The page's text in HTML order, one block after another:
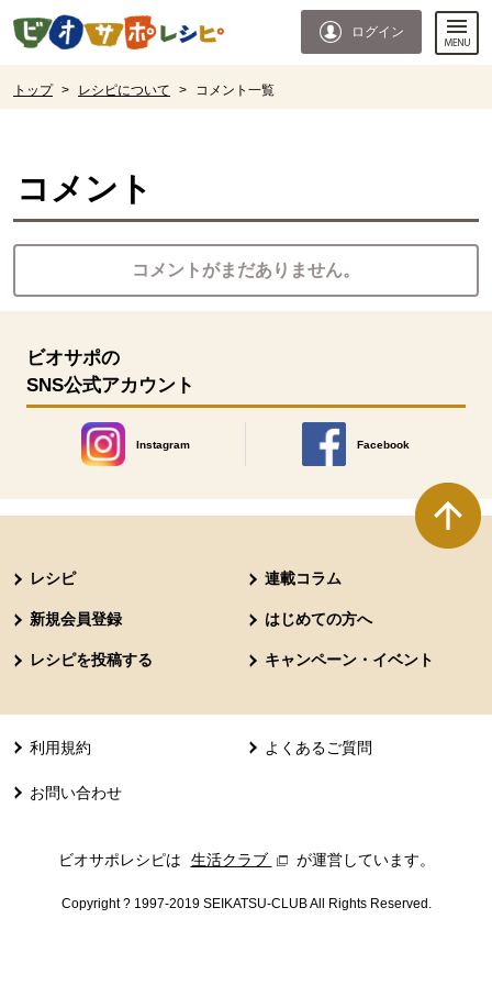
ページの先頭です。
ログイン
トップ > レシピについて > コメント一覧
コメント
コメントがまだありません。
ビオサポの
SNS公式アカウント
Instagram
別のウィンドウで開きます。
Facebook
別のウィンドウで開きます
レシピ 連載コラム
新規会員登録 はじめての方へ
レシピを投稿する キャンペーン・イベント
利用規約 よくあるご質問
お問い合わせ
ビオサポレシピは 生活クラブ 別のウィンドウで開きます。
が運営しています。
Copyright ? 1997-2019 SEIKATSU-CLUB All Rights Reserved.